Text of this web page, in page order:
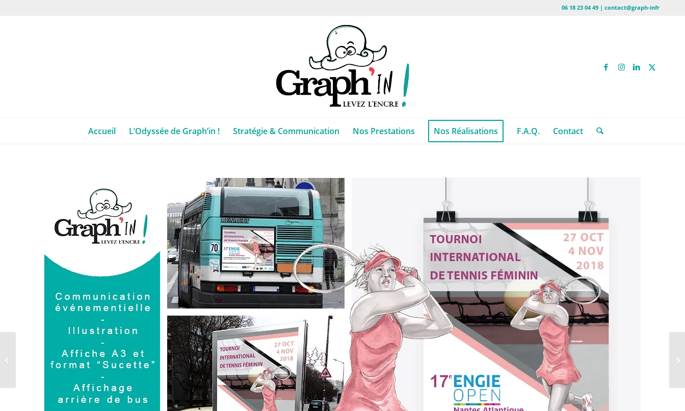
06 18 23 04 49 | contact@graph-infr
Accueil L’Odyssée de Graph’in ! Stratégie & Communication Nos Prestations Nos Réalisations F.A.Q. Contact
La Créa de la Semaine –
Plaquette « Advance
Automation »